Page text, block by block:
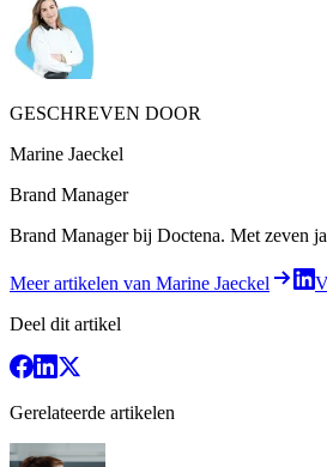
GESCHREVEN DOOR
Marine Jaeckel
Brand Manager
Brand Manager bij Doctena. Met zeven
Meer artikelen van Marine Jaeckel
Deel dit artikel
Gerelateerde artikelen